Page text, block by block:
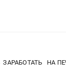
ЗАРАБОТАТЬ НА